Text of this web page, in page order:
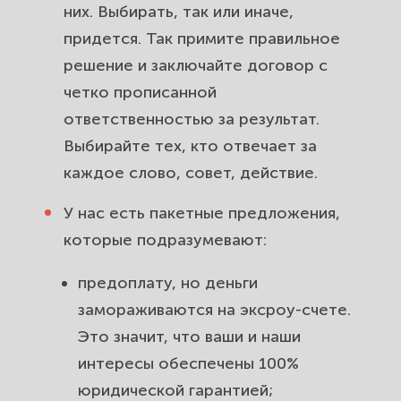
них. Выбирать, так или иначе,
придется. Так примите правильное
решение и заключайте договор с
четко прописанной
ответственностью за результат.
Выбирайте тех, кто отвечает за
каждое слово, совет, действие.
У нас есть пакетные предложения,
которые подразумевают:
предоплату, но деньги
замораживаются на эксроу-счете.
Это значит, что ваши и наши
интересы обеспечены 100%
юридической гарантией;